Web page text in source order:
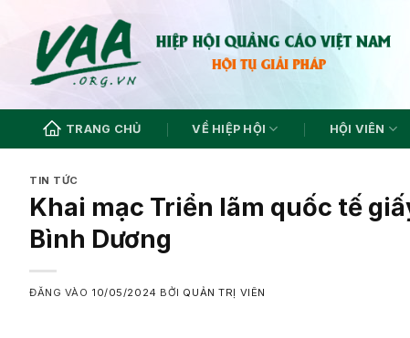
dung
TRANG CHỦ VỀ HIỆP HỘI HỘI VIÊN
TIN TỨC
Khai mạc Triển lãm quốc tế
Bình Dương
ĐĂNG VÀO 10/05/2024 BỞI QUẢN TRỊ VIÊN